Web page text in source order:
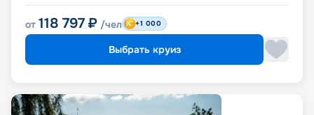
от 118 797 ₽ /чел +1 000
Выбрать круиз